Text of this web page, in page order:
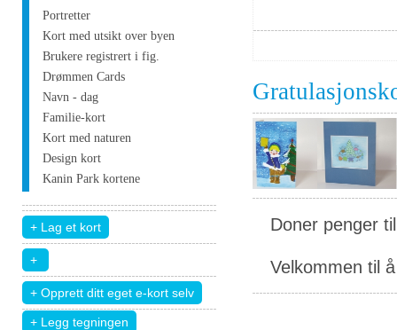
Portretter
Kort med utsikt over byen
Brukere registrert i fig.
Drømmen Cards
Navn - dag
Familie-kort
Kort med naturen
Design kort
Kanin Park kortene
+ Legg tegningen
Doner penger
Velkommen til